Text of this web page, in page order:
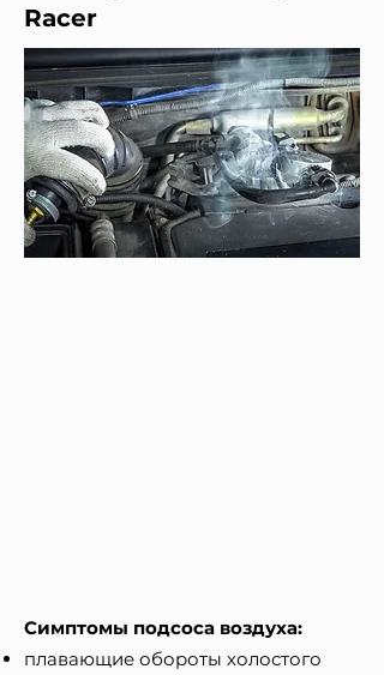
Racer
Симптомы подсоса воздуха:
плавающие обороты холостого